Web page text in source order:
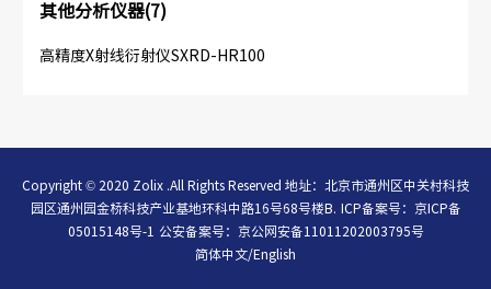
其他分析仪器(7)
高精度X射线衍射仪SXRD-HR100
Copyright © 2020 Zolix .All Rights Reserved 地址：北京市通州区中关村科技
园区通州园金桥科技产业基地环科中路16号68号楼B.
ICP备案号： 京ICP备
05015148号-1
公安备案号： 京公网安备11011202003795号
简体中文/ English